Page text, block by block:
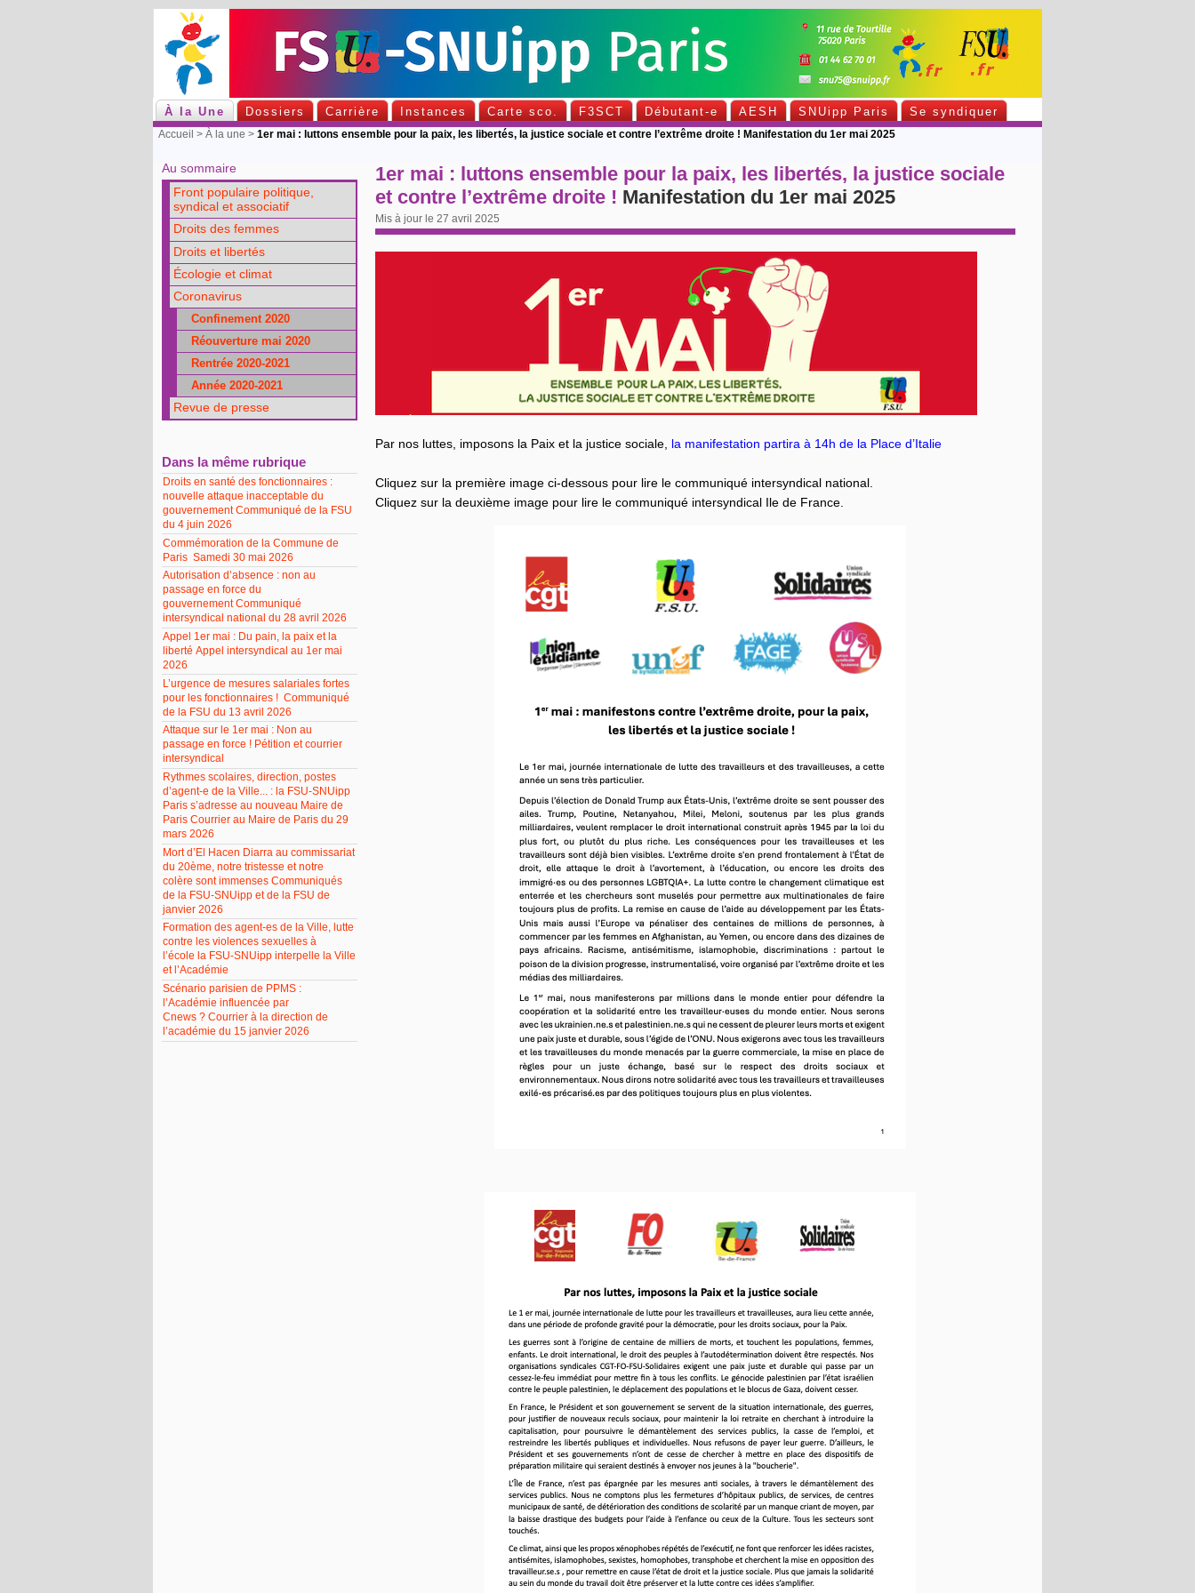
À la Une Dossiers Carrière Instances Carte sco. F3SCT Débutant-e AESH SNUipp Paris Se syndiquer
Accueil >À la une >1er mai : luttons ensemble pour la paix, les libertés, la justice sociale et contre l’extrême droite ! Manifestation du 1er mai 2025
Au sommaire
Front populaire politique,
syndical et associatif
Droits des femmes
Droits et libertés
Écologie et climat
Coronavirus
Confinement 2020
Réouverture mai 2020
Rentrée 2020-2021
Année 2020-2021
Revue de presse
Dans la même rubrique
Droits en santé des fonctionnaires :
nouvelle attaque inacceptable du
gouvernement Communiqué de la FSU
du 4 juin 2026
Commémoration de la Commune de
Paris Samedi 30 mai 2026
Autorisation d’absence : non au
passage en force du
gouvernement Communiqué
intersyndical national du 28 avril 2026
Appel 1er mai : Du pain, la paix et la
liberté Appel intersyndical au 1er mai
2026
L’urgence de mesures salariales fortes
pour les fonctionnaires ! Communiqué
de la FSU du 13 avril 2026
Attaque sur le 1er mai : Non au
passage en force ! Pétition et courrier
intersyndical
Rythmes scolaires, direction, postes
d’agent-e de la Ville... : la FSU-SNUipp
Paris s’adresse au nouveau Maire de
Paris Courrier au Maire de Paris du 29
mars 2026
Mort d’El Hacen Diarra au commissariat
du 20ème, notre tristesse et notre
colère sont immenses Communiqués
de la FSU-SNUipp et de la FSU de
janvier 2026
Formation des agent-es de la Ville, lutte
contre les violences sexuelles à
l’école la FSU-SNUipp interpelle la Ville
et l’Académie
Scénario parisien de PPMS :
l’Académie influencée par
Cnews ? Courrier à la direction de
l’académie du 15 janvier 2026
1er mai : luttons ensemble pour la paix, les libertés, la justice sociale
et contre l’extrême droite ! Manifestation du 1er mai 2025
Mis à jour le 27 avril 2025
Par nos luttes, imposons la Paix et la justice sociale, la manifestation partira à 14h de la Place d’Italie
Cliquez sur la première image ci-dessous pour lire le communiqué intersyndical national.
Cliquez sur la deuxième image pour lire le communiqué intersyndical Ile de France.